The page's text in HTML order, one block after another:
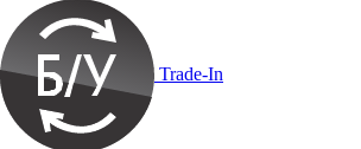
Trade-In